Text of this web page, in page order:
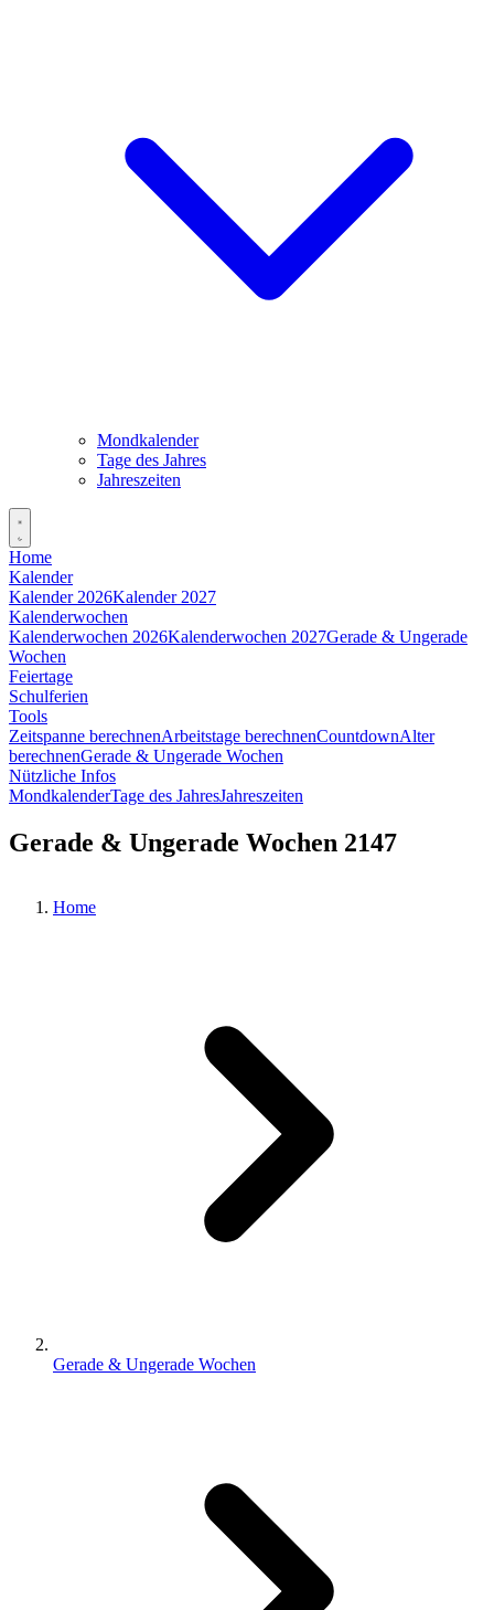
Mondkalender
Tage des Jahres
Jahreszeiten
Home
Kalender
Kalender 2026Kalender 2027
Kalenderwochen
Kalenderwochen 2026Kalenderwochen 2027Gerade & Ungerade
Wochen
Feiertage
Schulferien
Tools
Zeitspanne berechnenArbeitstage berechnenCountdownAlter
berechnenGerade & Ungerade Wochen
Nützliche Infos
MondkalenderTage des JahresJahreszeiten
Gerade & Ungerade Wochen 2147
Home
Gerade & Ungerade Wochen